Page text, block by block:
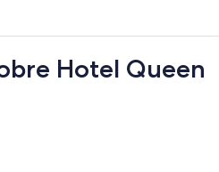
Hotel Queen